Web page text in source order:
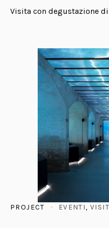
Visita con degustazione
PROJECT EVENTI,